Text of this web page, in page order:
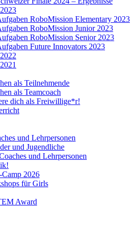
RoboMission Elementary 2023
RoboMission Junior 2023
RoboMission Senior 2023
Future Innovators 2023
als Teilnehmende
als Teamcoach
dich als Freiwillige*r!
und Lehrpersonen
und Jugendliche
und Lehrpersonen
2026
für Girls
Award